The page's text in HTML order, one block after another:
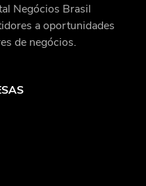
Negócios Brasil
a oportunidades
de negócios.